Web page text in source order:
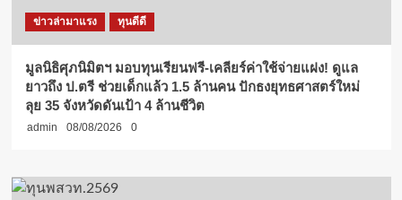
ข่าวล่ามาแรง ทุนดีดี
มูลนิธิศุภนิมิตฯ มอบทุนเรียนฟรี-เคลียร์ค่าใช้จ่ายแฝง! ดูแล
ยาวถึง ป.ตรี ช่วยเด็กแล้ว 1.5 ล้านคน ปักธงยุทธศาสตร์ใหม่
ลุย 35 จังหวัดดันเป้า 4 ล้านชีวิต
admin 08/08/2026 0